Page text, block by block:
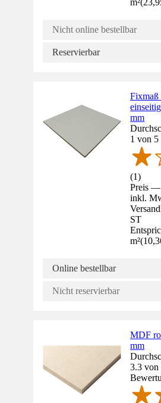
Nicht online bestellbar
Reservierbar
mm
1 von 5
(1)
Preis —
inkl.
ST
m²(
Online bestellbar
Nicht reservierbar
MDF
mm
3.3 von